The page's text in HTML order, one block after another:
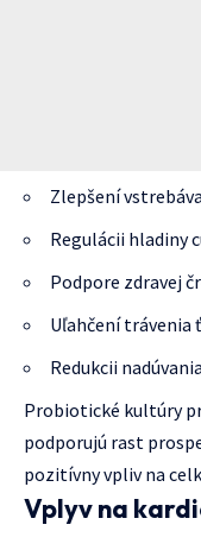
Zlepšení
Regulácii hladiny
Podpore zdravej
Uľahčení trávenia
Redukcii
Probiotické kultúry
podporujú rast
pozitívny vpliv na
Vplyv na